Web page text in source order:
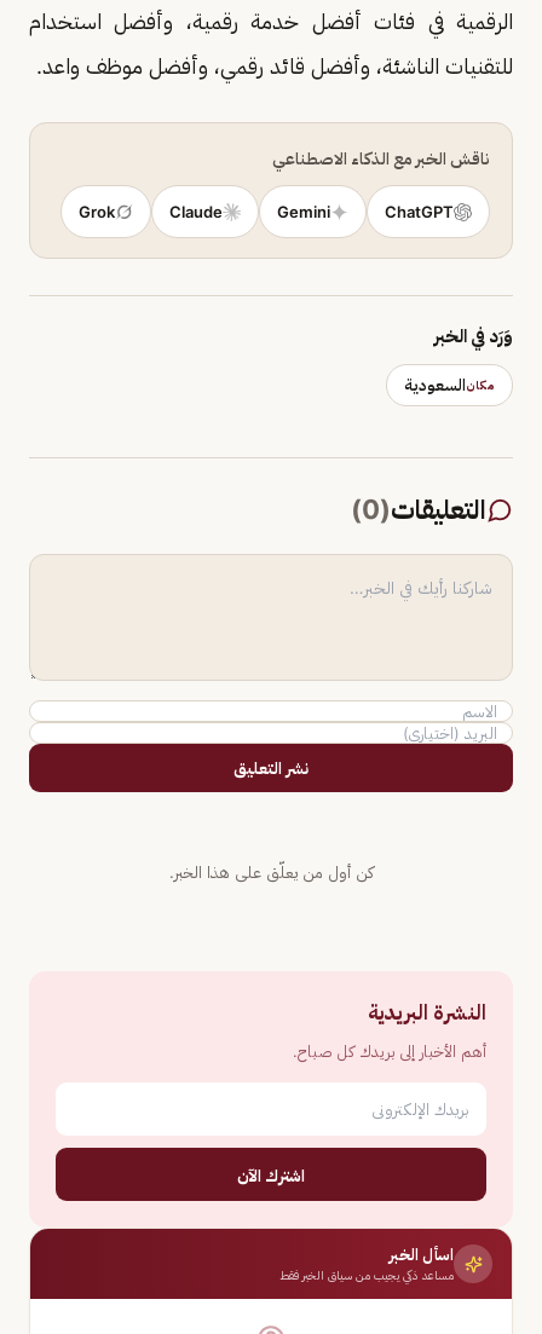
الرقمية في فئات أفضل خدمة رقمية، وأفضل استخدام
للتقنيات الناشئة، وأفضل قائد رقمي، وأفضل موظف واعد.
ناقش الخبر مع الذكاء الاصطناعي
ChatGPT
Gemini
Claude
Grok
وَرَد في الخبر
مكانالسعودية
التعليقات(
0
)
نشر التعليق
كن أول من يعلّق على هذا الخبر.
النشرة البريدية
أهم الأخبار إلى بريدك كل صباح.
اشترك الآن
اسأل الخبر
مساعد ذكي يجيب من سياق الخبر فقط